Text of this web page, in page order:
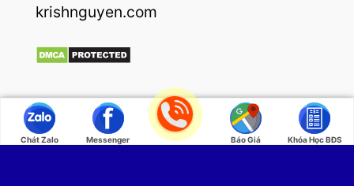
krishnguyen.com
Copyright 2026 ©
Coach Business Krish Nguyễn
| Kênh tổng hợp bí quyết mua bán, đầu tư bất
Chát Zalo Messenger Báo Giá Khóa Học BĐS